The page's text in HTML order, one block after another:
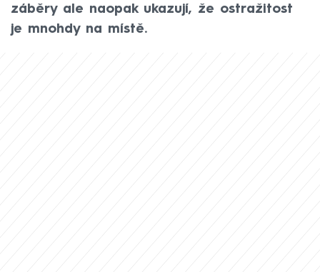
záběry ale naopak ukazují, že ostražitost
je mnohdy na místě.